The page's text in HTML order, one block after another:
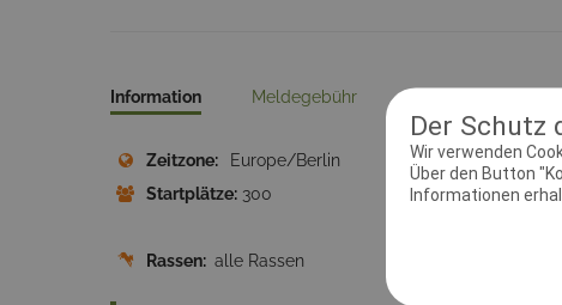
Der Schutz
Wir verwenden
Über den Button
Informationen
Information Meldegebühr
Zeitzone: Europe/Berlin
Startplätze: 300
Rassen: alle Rassen